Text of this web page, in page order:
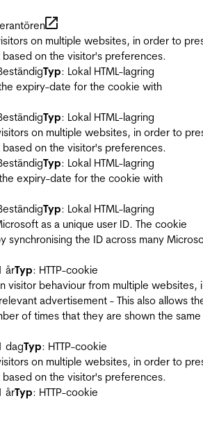
on multiple websites, in order to
on the visitor's preferences.
Typ: Lokal HTML-lagring
expiry-date for the cookie with
Typ: Lokal HTML-lagring
on multiple websites, in order to
on the visitor's preferences.
Typ: Lokal HTML-lagring
expiry-date for the cookie with
Typ: Lokal HTML-lagring
as a unique user ID. The cookie
synchronising the ID across many
årTyp: HTTP-cookie
visitor behaviour from multiple websites,
advertisement - This also allows
of times that they are shown the same
dagTyp: HTTP-cookie
on multiple websites, in order to
on the visitor's preferences.
årTyp: HTTP-cookie